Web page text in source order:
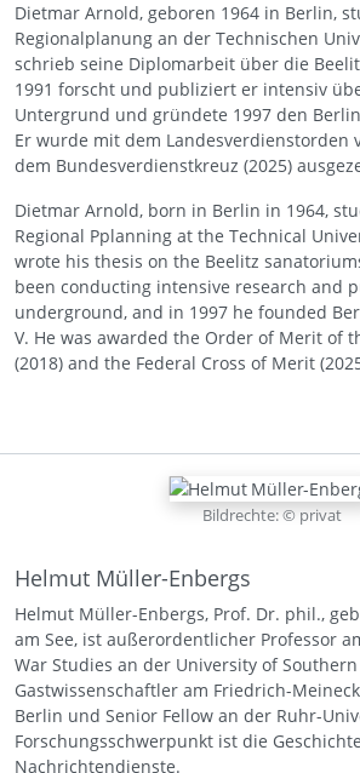
Dietmar Arnold, geboren 1964 in Berlin,
Regionalplanung an der Technischen
schrieb seine Diplomarbeit über die
1991 forscht und publiziert er intensiv
Untergrund und gründete 1997 den
Er wurde mit dem Landesverdienstorden
dem Bundesverdienstkreuz (2025)
Dietmar Arnold, born in Berlin in 1964,
Regional Pplanning at the Technical
wrote his thesis on the Beelitz
been conducting intensive research and
underground, and in 1997 he founded
V. He was awarded the Order of Merit of
(2018) and the Federal Cross of Merit
Bildrechte: © privat
Helmut Müller-Enbergs
Helmut Müller-Enbergs, Prof. Dr. phil.,
am See, ist außerordentlicher Professor
War Studies an der University of
Gastwissenschaftler am Friedrich-
Berlin und Senior Fellow an der Ruhr-
Forschungsschwerpunkt ist die
Nachrichtendienste.